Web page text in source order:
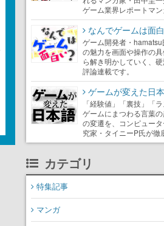
ゲーム業界レポートマン
なんでゲームは面
ゲーム開発者・hamatsu
の魅力を画面や操作の
ら解き明かしていく、
評論連載です。
ゲームが変えた日
「経験値」「裏技」「
ゲームにまつわる言葉
の変遷を、コンピュー
究家・タイニーP氏が徹
カテゴリ
特集記事
マンガ